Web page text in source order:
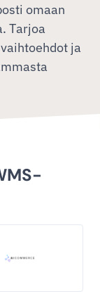
omaan
Tarjoa
ja